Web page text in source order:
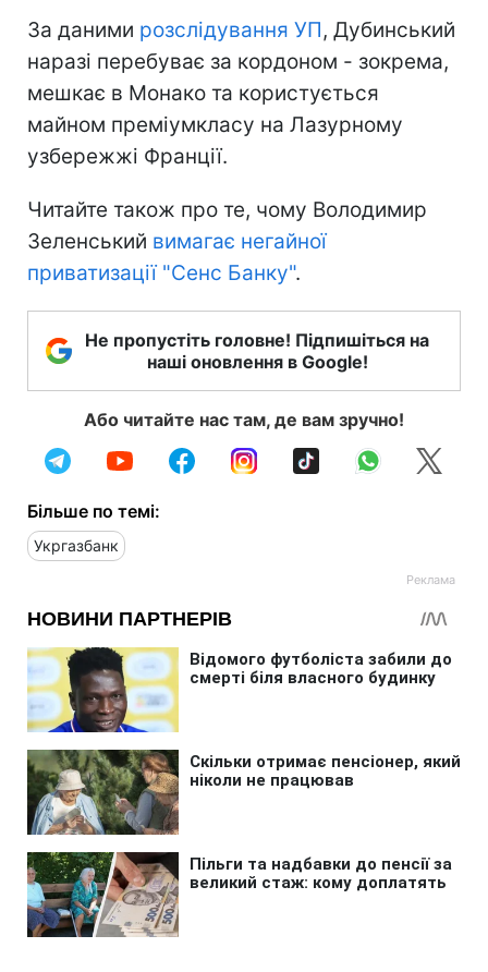
За даними розслідування УП, Дубинський
наразі перебуває за кордоном - зокрема,
мешкає в Монако та користується
майном преміумкласу на Лазурному
узбережжі Франції.
Читайте також про те, чому Володимир
Зеленський вимагає негайної
приватизації "Сенс Банку".
Не пропустіть головне! Підпишіться на
наші оновлення в Google!
Або читайте нас там, де вам зручно!
Більше по темі:
Укргазбанк